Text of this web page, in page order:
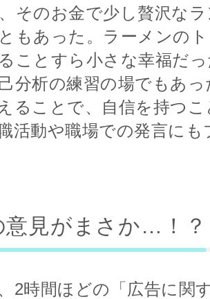
そのお金で少し贅沢な
もあった。ラーメンの
ことすら小さな幸福だ
分析の練習の場でもあ
ることで、自信を持つ
活動や職場での発言に
意見がまさか…！？
2時間ほどの「広告に関